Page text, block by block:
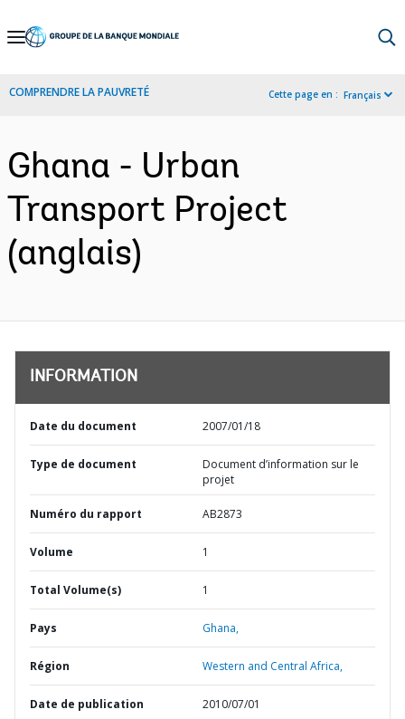
Skip
Navigation
COMPRENDRE LA PAUVRETÉ Cette page en : Français
Ghana - Urban
Transport Project
(anglais)
INFORMATION
Date du document 2007/01/18
Type de document
Document d’information sur le
projet
Numéro du rapport AB2873
Volume 1
Total Volume(s) 1
Pays Ghana,
Région Western and Central Africa,
Date de publication 2010/07/01